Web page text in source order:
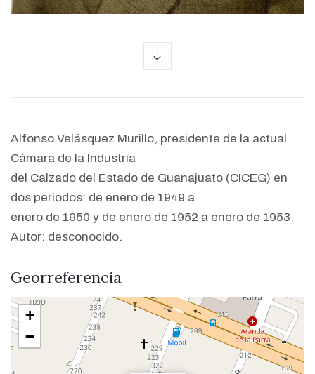
Alfonso Velásquez Murillo, presidente de la actual
Cámara de la Industria
del Calzado del Estado de Guanajuato (CICEG) en
dos periodos: de enero de 1949 a
enero de 1950 y de enero de 1952 a enero de 1953.
Autor: desconocido.
Georreferencia
+
−